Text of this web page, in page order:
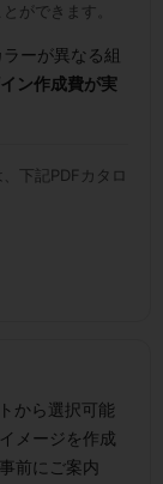
ができます。
ーが異なる組
ン作成費が実
下記PDFカタロ
から選択可能
メージを作成
前にご案内